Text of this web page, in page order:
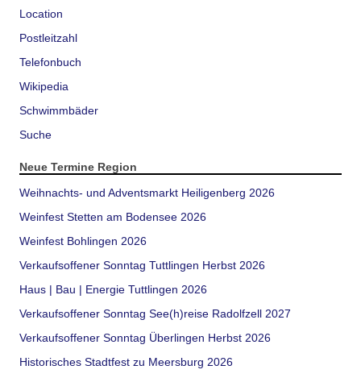
Location
Postleitzahl
Telefonbuch
Wikipedia
Schwimmbäder
Suche
Neue Termine Region
Weihnachts- und Adventsmarkt Heiligenberg 2026
Weinfest Stetten am Bodensee 2026
Weinfest Bohlingen 2026
Verkaufsoffener Sonntag Tuttlingen Herbst 2026
Haus | Bau | Energie Tuttlingen 2026
Verkaufsoffener Sonntag See(h)reise Radolfzell 2027
Verkaufsoffener Sonntag Überlingen Herbst 2026
Historisches Stadtfest zu Meersburg 2026